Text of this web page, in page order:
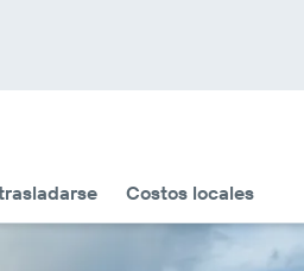
Costos locales